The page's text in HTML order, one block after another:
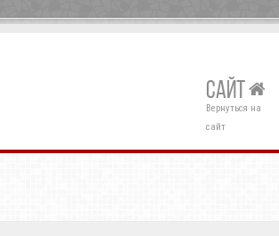
САЙТ
Вернуться на
сайт